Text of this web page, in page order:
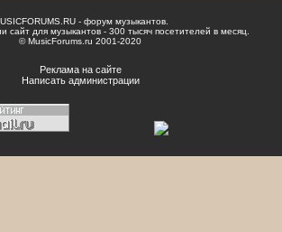
- форум музыкантов.
сайт для музыкантов - 300 тысяч посетителей в месяц.
© MusicForums.ru 2001-2020
Реклама на сайте
Написать администрации